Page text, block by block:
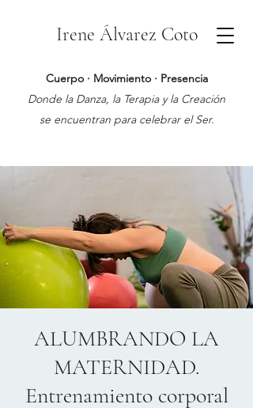
Irene Álvarez Coto
Cuerpo · Movimiento · Presencia
Donde la Danza, la Terapia y la Creación
se encuentran para celebrar el Ser.
ALUMBRANDO LA
MATERNIDAD.
Entrenamiento corporal